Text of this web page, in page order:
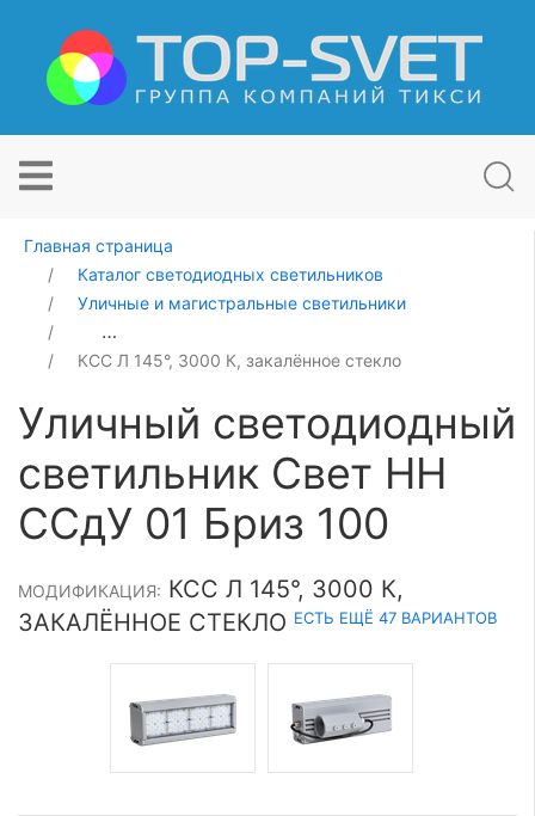
Главная страница
Каталог светодиодных светильников
Уличные и магистральные светильники
Уличный светодиодный светильник Свет НН ССдУ 01
КСС Л 145°, 3000 К, закалённое стекло
Уличный светодиодный
светильник Свет НН
ССдУ 01 Бриз 100
МОДИФИКАЦИЯ: КСС Л 145°, 3000 К,
ЗАКАЛЁННОЕ СТЕКЛО ЕСТЬ ЕЩЁ 47 ВАРИАНТОВ